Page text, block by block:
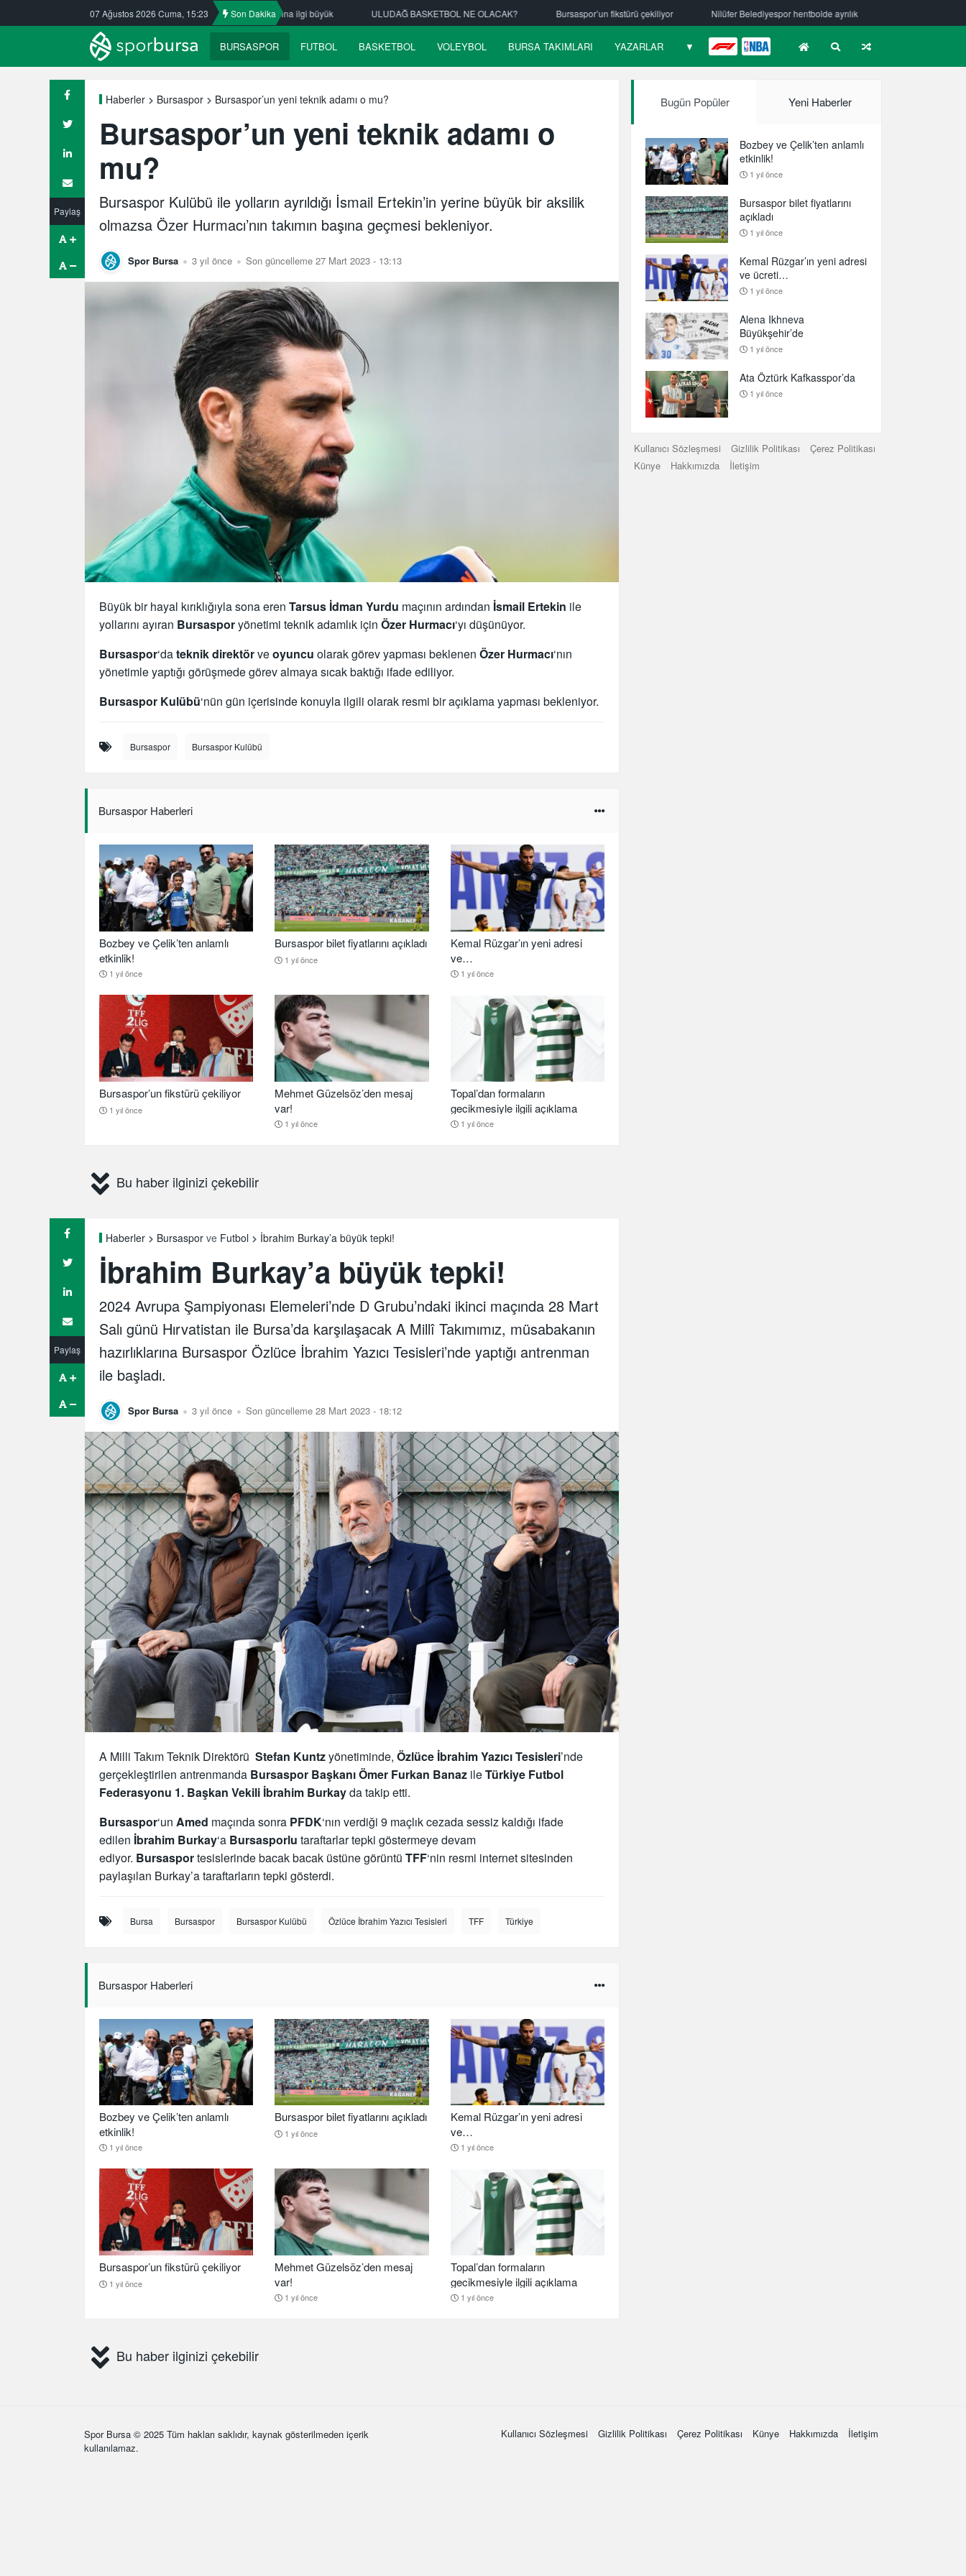
07 Ağustos 2026 Cuma, 15:23 Son Dakika
Nilüfer’de yaz okullarına ilgi büyük ULUDAĞ BASKETBOL NE OLACAK? Bursaspor’un fikstürü çekiliyor Nilüfer Belediyespor hentbolde ayrılık Mehmet Güzelsöz’den mesaj var!
BURSASPOR FUTBOL BASKETBOL VOLEYBOL BURSA TAKIMLARI YAZARLAR ▼ F1 NBA
Paylaş
Haberler Bursaspor Bursaspor’un yeni teknik adamı o mu?
Bursaspor’un yeni teknik adamı o
mu?
Bursaspor Kulübü ile yolların ayrıldığı İsmail Ertekin’in yerine büyük bir aksilik
olmazsa Özer Hurmacı’nın takımın başına geçmesi bekleniyor.
Spor Bursa 3 yıl önce Son güncelleme 27 Mart 2023 - 13:13
Büyük bir hayal kırıklığıyla sona eren Tarsus İdman Yurdu maçının ardından İsmail Ertekin ile
yollarını ayıran Bursasporyönetimi teknik adamlık için Özer Hurmacı‘yı düşünüyor.
Bursaspor‘dateknik direktörveoyuncu olarak görev yapması beklenen Özer Hurmacı‘nın
yönetimle yaptığı görüşmede görev almaya sıcak baktığı ifade ediliyor.
Bursaspor Kulübü‘nün gün içerisinde konuyla ilgili olarak resmi bir açıklama yapması bekleniyor.
Bursaspor Bursaspor Kulübü
Bursaspor Haberleri
Bozbey ve Çelik’ten anlamlı
etkinlik!
1 yıl önce
Bursaspor bilet fiyatlarını açıkladı
1 yıl önce
Kemal Rüzgar’ın yeni adresi
ve…
1 yıl önce
Bursaspor’un fikstürü çekiliyor
1 yıl önce
Mehmet Güzelsöz’den mesaj
var!
1 yıl önce
Topal’dan formaların
gecikmesiyle ilgili açıklama
1 yıl önce
Bu haber ilginizi çekebilir
Paylaş
Haberler Bursaspor ve Futbol İbrahim Burkay’a büyük tepki!
İbrahim Burkay’a büyük tepki!
2024 Avrupa Şampiyonası Elemeleri’nde D Grubu’ndaki ikinci maçında 28 Mart
Salı günü Hırvatistan ile Bursa’da karşılaşacak A Millî Takımımız, müsabakanın
hazırlıklarına Bursaspor Özlüce İbrahim Yazıcı Tesisleri’nde yaptığı antrenman
ile başladı.
Spor Bursa 3 yıl önce Son güncelleme 28 Mart 2023 - 18:12
A Milli Takım Teknik Direktörü Stefan Kuntzyönetiminde, Özlüce İbrahim YazıcıTesisleri’nde
gerçekleştirilen antrenmanda Bursaspor Başkanı Ömer Furkan Banaz ileTürkiye Futbol
Federasyonu 1. Başkan Vekili İbrahim Burkayda takip etti.
Bursaspor‘un Amed maçında sonra PFDK‘nın verdiği 9 maçlık cezada sessiz kaldığı ifade
edilen İbrahim Burkay‘a Bursasporlu taraftarlar tepki göstermeye devam
ediyor. Bursasportesislerinde bacak bacak üstüne görüntü TFF‘nin resmi internet sitesinden
paylaşılan Burkay’a taraftarların tepki gösterdi.
Bursa Bursaspor Bursaspor Kulübü Özlüce İbrahim Yazıcı Tesisleri TFF Türkiye
Bursaspor Haberleri
Bozbey ve Çelik’ten anlamlı
etkinlik!
1 yıl önce
Bursaspor bilet fiyatlarını açıkladı
1 yıl önce
Kemal Rüzgar’ın yeni adresi
ve…
1 yıl önce
Bursaspor’un fikstürü çekiliyor
1 yıl önce
Mehmet Güzelsöz’den mesaj
var!
1 yıl önce
Topal’dan formaların
gecikmesiyle ilgili açıklama
1 yıl önce
Bu haber ilginizi çekebilir
Bugün Popüler Yeni Haberler
Bozbey ve Çelik’ten anlamlı
etkinlik!
1 yıl önce
Bursaspor bilet fiyatlarını
açıkladı
1 yıl önce
Kemal Rüzgar’ın yeni adresi
ve ücreti…
1 yıl önce
Alena Ikhneva
Büyükşehir’de
1 yıl önce
Ata Öztürk Kafkasspor’da
1 yıl önce
Kullanıcı Sözleşmesi Gizlilik Politikası
Çerez Politikası
Künye
Hakkımızda İletişim
Spor Bursa © 2025 Tüm hakları saklıdır, kaynak gösterilmeden içerik
kullanılamaz.
Kullanıcı Sözleşmesi Gizlilik Politikası Çerez Politikası Künye Hakkımızda İletişim